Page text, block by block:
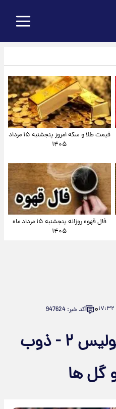
قیمت طلا و سکه امروز پنجشنبه ۱۵ مرداد
۱۴۰۵
فال قهوه روزانه پنجشنبه ۱۵ مرداد ماه
۱۴۰۵
۱۷:۳۲۰ کد خبر: 947624
خلاصه بازی پرسپولیس ۲ - ذوب